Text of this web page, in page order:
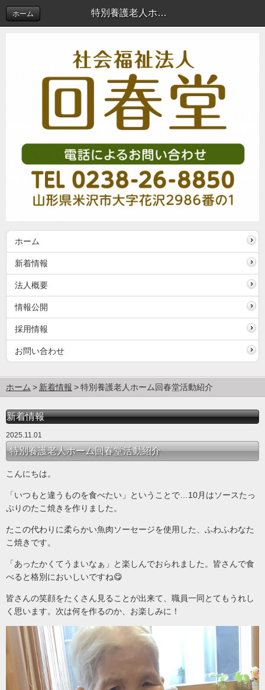
特別養護老人ホーム回春堂活動紹介 | 新着情報
ホーム
ホーム
新着情報
法人概要
情報公開
採用情報
お問い合わせ
ホーム 新着情報 特別養護老人ホーム回春堂活動紹介
新着情報
2025.11.01
特別養護老人ホーム回春堂活動紹介
こんにちは。
「いつもと違うものを食べたい」ということで…10月はソースたっ
ぷりのたこ焼きを作りました。
たこの代わりに柔らかい魚肉ソーセージを使用した、ふわふわなた
こ焼きです。
「あったかくてうまいなぁ」と楽しんでおられました。皆さんで食
べると格別においしいですね😋
皆さんの笑顔をたくさん見ることが出来て、職員一同とてもうれし
く思います。次は何を作るのか、お楽しみに！